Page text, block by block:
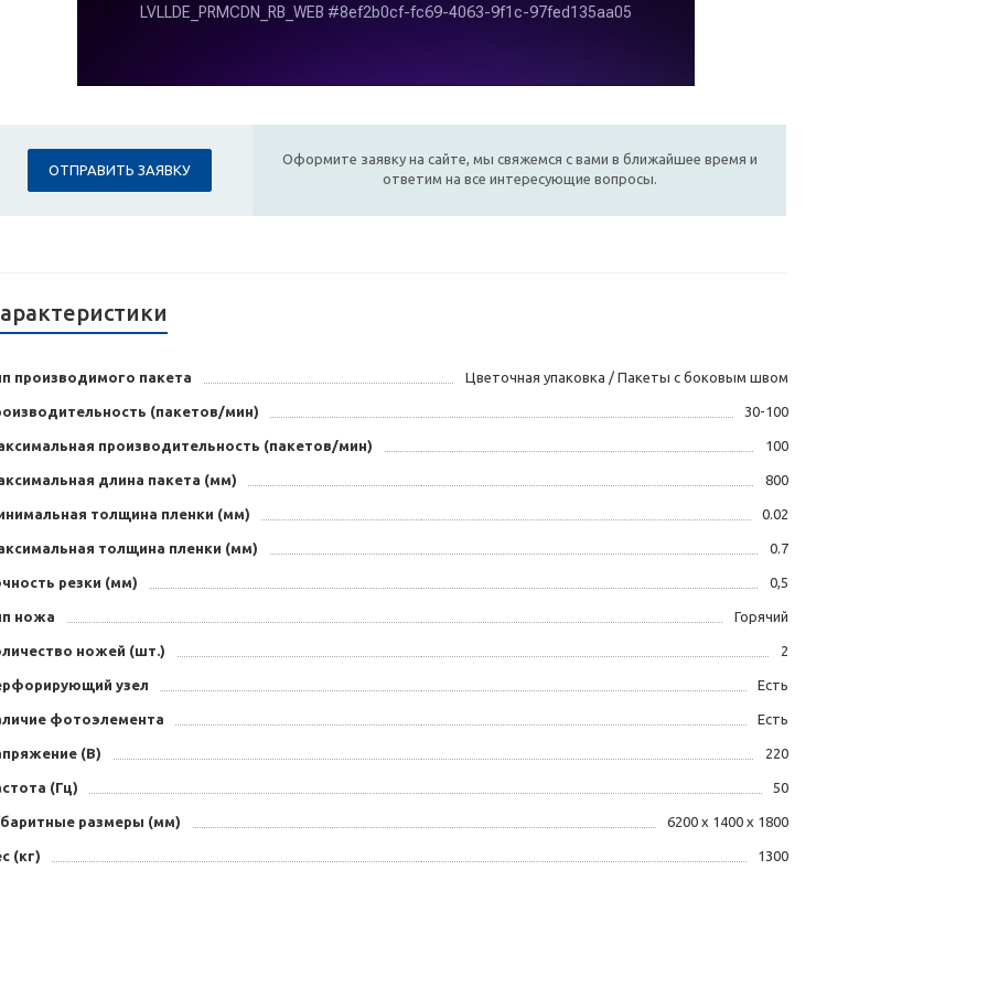
ОТПРАВИТЬ ЗАЯВКУ
Оформите заявку на сайте, мы свяжемся с вами в ближайшее время и
ответим на все интересующие вопросы.
производимого пакета Цветочная упаковка / Пакеты с боковым швом
(пакетов/мин) 30-100
производительность (пакетов/мин) 100
длина пакета (мм) 800
толщина пленки (мм) 0.02
толщина пленки (мм) 0.7
резки (мм) 0,5
ножа Горячий
ножей (шт.) 2
узел Есть
фотоэлемента Есть
(B) 220
(Гц) 50
размеры (мм) 6200 х 1400 х 1800
(кг) 1300